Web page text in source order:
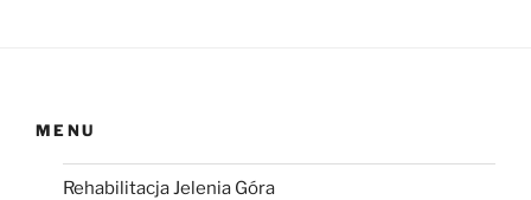
MENU
Rehabilitacja Jelenia Góra